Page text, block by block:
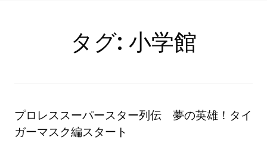
タグ: 小学館
プロレススーパースター列伝 夢の英雄！タイ
ガーマスク編スタート